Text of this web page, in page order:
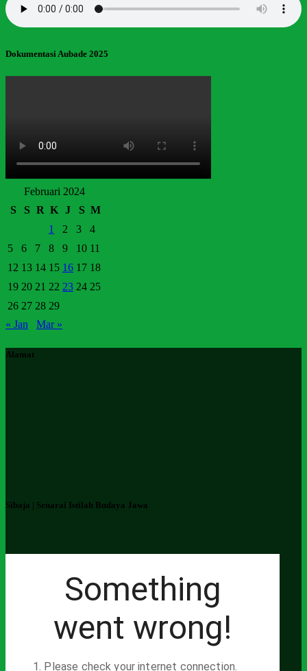
Dokumentasi Aubade 2025
Februari 2024
S
S R K J S M
1
2 3
4
5
6 7 8 9 10 11
12 13 14 15 16 17 18
19 20 21 22 23 24 25
26 27 28 29
« Jan
Mar »
Alamat
Sibaja | Senarai Istilah Budaya Jawa